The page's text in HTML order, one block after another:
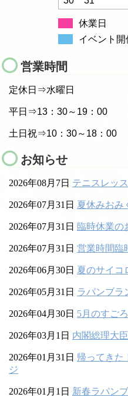
休業日
イベント開
営業時間
定休日⇒水曜日
平日⇒13：30～19：00
土日祝⇒10：30～18：00
お知らせ
2026年08月7日 テニスレッ
2026年07月31日 夏休みおみ
2026年07月31日 臨時休業の
2026年07月31日 営業時間臨
2026年06月30日 夏のサイコ
2026年05月31日 ラパンブラ
2026年04月30日 5月のすご
2026年03月1日 内閣総理大
2026年01月31日 帰ってきた
ジ
2026年01月1日 新春ラパン